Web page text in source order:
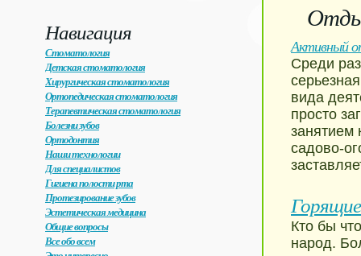
Навигация
Стоматология
Детская стоматология
Хирургическая стоматология
Ортопедическая стоматология
Терапевтическая стоматология
Болезни зубов
Ортодонтия
Наши технологии
Для специалистов
Гигиена полости рта
Протезирование зубов
Эстетическая медицина
Общие вопросы
Все обо всем
Активный
Среди
вида
просто
занятием
садово-
Кто бы
народ.